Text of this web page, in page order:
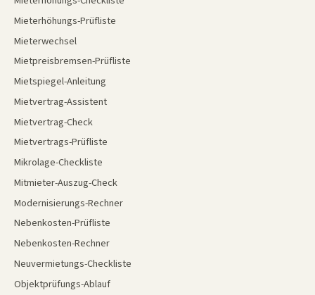
Mieterhöhungs-Prüfliste
Mieterwechsel
Mietpreisbremsen-Prüfliste
Mietspiegel-Anleitung
Mietvertrag-Assistent
Mietvertrag-Check
Mietvertrags-Prüfliste
Mikrolage-Checkliste
Mitmieter-Auszug-Check
Modernisierungs-Rechner
Nebenkosten-Prüfliste
Nebenkosten-Rechner
Neuvermietungs-Checkliste
Objektprüfungs-Ablauf